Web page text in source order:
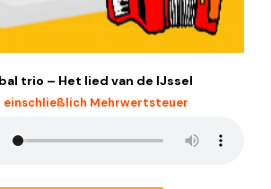
trio – Het lied van de IJssel
einschließlich Mehrwertsteuer